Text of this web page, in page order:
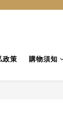
政策 購物須知